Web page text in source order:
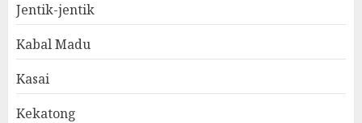
Jentik-jentik
Kabal Madu
Kasai
Kekatong